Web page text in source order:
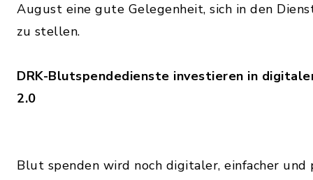
August eine gute Gelegenheit, sich in den
zu stellen.
DRK-Blutspendedienste investieren in
2.0
Blut spenden wird noch digitaler, einfacher und